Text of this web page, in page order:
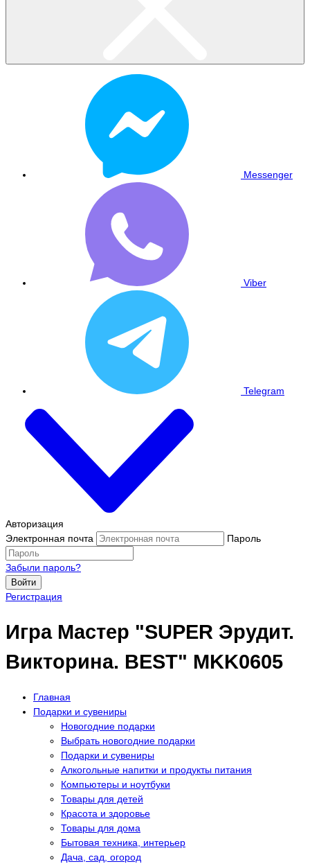
Messenger
Viber
Telegram
Авторизация
Электронная почта
Пароль
Забыли пароль?
Войти
Регистрация
Игра Мастер "SUPER Эрудит.
Викторина. BEST" MKK0605
Главная
Подарки и сувениры
Новогодние подарки
Выбрать новогодние подарки
Подарки и сувениры
Алкогольные напитки и продукты питания
Компьютеры и ноутбуки
Товары для детей
Красота и здоровье
Товары для дома
Бытовая техника, интерьер
Дача, сад, огород